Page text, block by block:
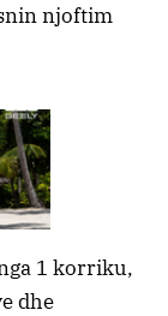
njoftim
1 korriku,
dhe